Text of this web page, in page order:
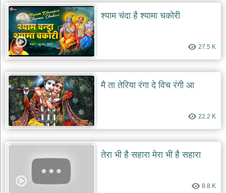
देश
भक्ति
भजन
patriotic
bhajans
खाटू
श्याम
भजन
khatu
shaym
bhajans
रानी
सती
sati
dadi
श्याम चंदा है श्यामा चकोरी
27.5 K
मै ता तेरिया रंगा दे विच रंगी आ
22.2 K
तेरा भी है सहारा मेरा भी है सहारा
8.8 K